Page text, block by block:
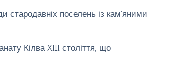
стародавніх поселень із кам'яними
Кілва XIII століття, що